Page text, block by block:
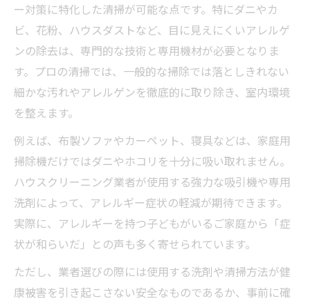
ー対策に特化した清掃が可能な点です。特にダニやカ
ビ、花粉、ハウスダストなど、目に見えにくいアレルゲ
ンの除去は、専門的な技術と専用機材が必要となりま
す。プロの清掃では、一般的な掃除では落としきれない
細かな汚れやアレルゲンを徹底的に取り除き、室内環境
を整えます。
例えば、布製ソファやカーペット、寝具などは、家庭用
掃除機だけではダニやホコリを十分に吸い取れません。
ハウスクリーニング業者が使用する強力な吸引機や専用
洗剤によって、アレルギー症状の軽減が期待できます。
実際に、アレルギーを持つ子どもがいるご家庭から「症
状が和らいだ」との声も多く寄せられています。
ただし、業者選びの際には使用する洗剤や清掃方法が健
康被害を引き起こさない安全なものであるか、事前に確